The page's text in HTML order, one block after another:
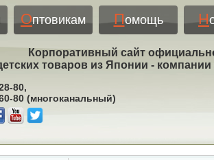
Оптовикам Помощь Н
Корпоративный сайт
товаров из Японии -
80,
80 (многоканальный)